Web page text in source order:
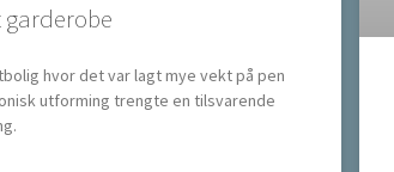
garderobe
hvor det var lagt mye vekt på pen
utforming trengte en tilsvarende